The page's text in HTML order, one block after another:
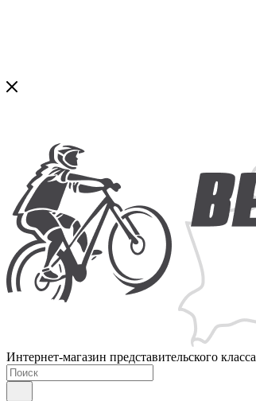
Интернет-магазин представительского класса